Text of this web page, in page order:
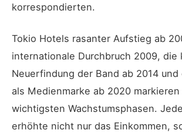
korrespondierten.
Tokio Hotels rasanter Aufstieg ab
internationale Durchbruch 2009, die
Neuerfindung der Band ab 2014 und
als Medienmarke ab 2020 markieren
wichtigsten Wachstumsphasen.
erhöhte nicht nur das Einkommen,